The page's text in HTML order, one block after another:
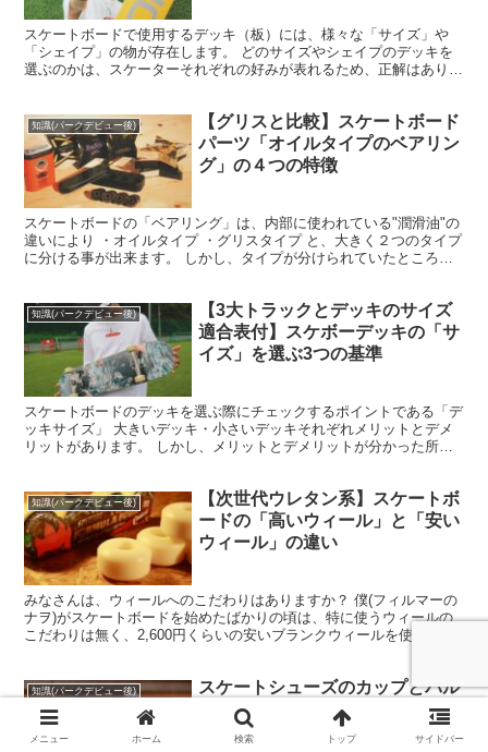
スケートボードで使用するデッキ（板）には、様々な「サイズ」や
「シェイプ」の物が存在します。 どのサイズやシェイプのデッキを
選ぶのかは、スケーターそれぞれの好みが表れるため、正解はありま
知識(パークデビュー後)
【グリスと比較】スケートボード
パーツ「オイルタイプのベアリン
グ」の４つの特徴
スケートボードの「ベアリング」は、内部に使われている"潤滑油"の
違いにより ・オイルタイプ ・グリスタイプ と、大きく２つのタイプ
に分ける事が出来ます。 しかし、タイプが分けられていたところで
知識(パークデビュー後)
【3大トラックとデッキのサイズ
適合表付】スケボーデッキの「サ
イズ」を選ぶ3つの基準
スケートボードのデッキを選ぶ際にチェックするポイントである「デ
ッキサイズ」 大きいデッキ・小さいデッキそれぞれメリットとデメ
リットがあります。 しかし、メリットとデメリットが分かった所
知識(パークデビュー後)
【次世代ウレタン系】スケートボ
ードの「高いウィール」と「安い
ウィール」の違い
みなさんは、ウィールへのこだわりはありますか？ 僕(フィルマーの
ナヲ)がスケートボードを始めたばかりの頃は、特に使うウィールの
こだわりは無く、2,600円くらいの安いブランクウィールを使ってい
知識(パークデビュー後)
スケートシューズのカップとバル
カ、あなたはどっちが好き？
メニュー ホーム 検索 トップ サイドバー